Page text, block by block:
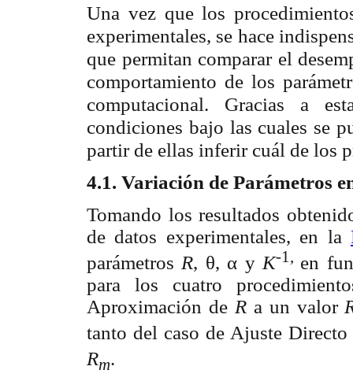
Una vez que los
experimentales, se hace
que permitan comparar el
comportamiento de los
computacional. Gracias a
condiciones bajo las cuales se
partir de ellas inferir cuál de los
4.1. Variación de Parámetros
Tomando los resultados
de datos experimentales, en la
parámetros R, θ, α y K-1, en
para los cuatro
Aproximación de R a un valor
tanto del caso de Ajuste
Rm.